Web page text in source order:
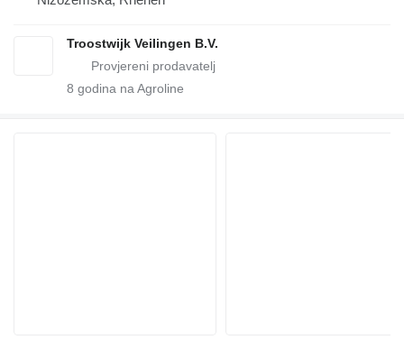
Troostwijk Veilingen B.V.
8 godina na Agroline